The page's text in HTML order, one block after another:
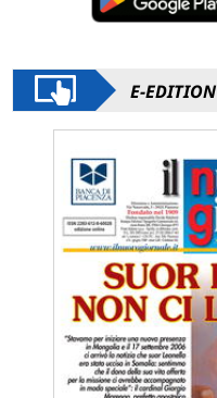
E-EDITION